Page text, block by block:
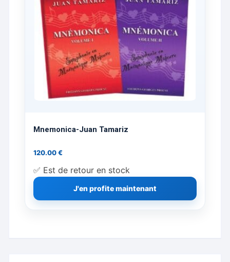
du
produit
Mnemonica-Juan Tamariz
120.00€
✅ Est de retour en stock
J'en profite maintenant